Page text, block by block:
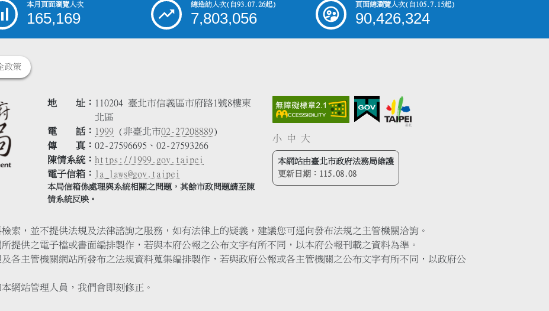
本月頁面瀏覽人次
165,169
總造訪人次(自93.07.26起)
7,803,056
頁面總瀏覽人次(自105.7.15起)
90,426,324
政策
地 址
110204 臺北市信義區市府路1號8樓東
北區
電 話
1999 (非臺北市02-27208889)
傳 真
02-27596695、02-27593266
陳情系統
https://1999.gov.taipei
電子信箱
la_laws@gov.taipei
本局信箱係處理與系統相關之問題，其餘市政問題請至陳
情系統反映。
小 中 大
本網站由臺北市政府法務局維護
更新日期： 115.08.08
索，並不提供法規及法律諮詢之服務，如有法律上的疑義，建議您可逕向發布法規之主管機關洽詢。
提供之電子檔或書面編排製作，若與本府公報之公布文字有所不同，以本府公報刊載之資料為準。
各主管機關網站所發布之法規資料蒐集編排製作，若與政府公報或各主管機關之公布文字有所不同，以政府公
網站管理人員，我們會即刻修正。